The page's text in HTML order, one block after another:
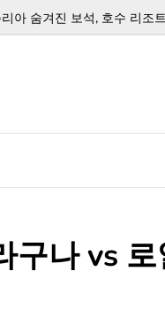
아 숨겨진 보석, 호수 리조
구나 vs